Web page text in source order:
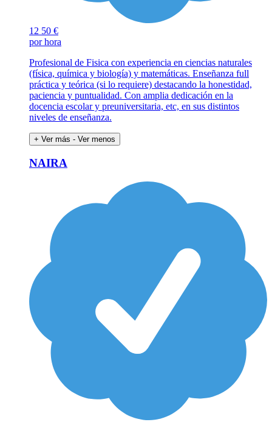
12 50 €
por hora
Profesional de Fisica con experiencia en ciencias naturales
(física, química y biología) y matemáticas. Enseñanza full
práctica y teórica (si lo requiere) destacando la honestidad,
paciencia y puntualidad. Con amplia dedicación en la
docencia escolar y preuniversitaria, etc, en sus distintos
niveles de enseñanza.
+ Ver más - Ver menos
NAIRA